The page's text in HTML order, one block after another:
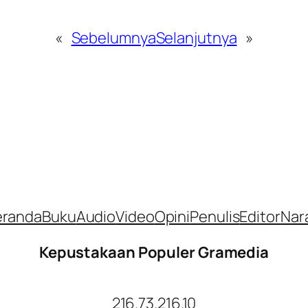
« SebelumnyaSelanjutnya »
BukuAudioVideoOpiniPenulisEditor
Kepustakaan Populer Gramedia
216.73.216.10